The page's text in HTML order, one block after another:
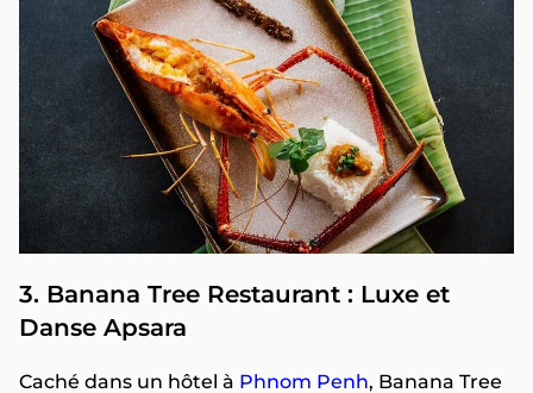
3. Banana Tree Restaurant : Luxe et
Danse Apsara
Caché dans un hôtel à Phnom Penh, Banana Tree